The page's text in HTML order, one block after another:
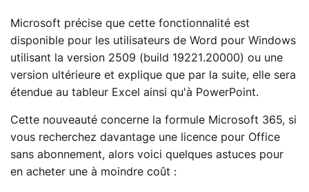
Microsoft précise que cette fonctionnalité est
disponible pour les utilisateurs de Word pour Windows
utilisant la version 2509 (build 19221.20000) ou une
version ultérieure et explique que par la suite, elle sera
étendue au tableur Excel ainsi qu'à PowerPoint.
Cette nouveauté concerne la formule Microsoft 365, si
vous recherchez davantage une licence pour Office
sans abonnement, alors voici quelques astuces pour
en acheter une à moindre coût :